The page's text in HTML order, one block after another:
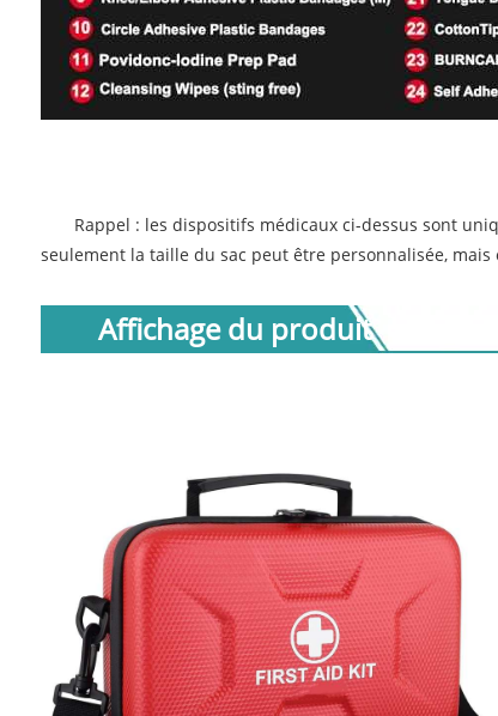
Rappel : les dispositifs médicaux ci-dessus sont
seulement la taille du sac peut être personnalisée,
Affichage du produit